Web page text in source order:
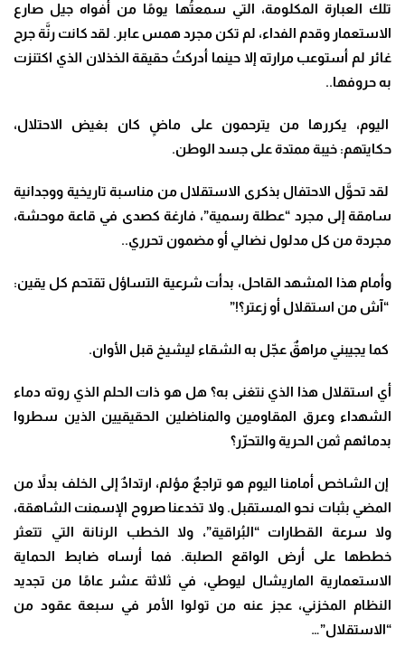
تلك العبارة المكلومة، التي سمعتُها يومًا من أفواه جيل صارع
الاستعمار وقدم الفداء، لم تكن مجرد همس عابر. لقد كانت رنَّة جرح
غائر لم أستوعب مرارته إلا حينما أدركتُ حقيقة الخذلان الذي اكتنزت
به حروفها..
اليوم، يكررها من يترحمون على ماضٍ كان بغيض الاحتلال،
حكايتهم: خيبة ممتدة على جسد الوطن.
لقد تحوَّل الاحتفال بذكرى الاستقلال من مناسبة تاريخية ووجدانية
سامقة إلى مجرد “عطلة رسمية”، فارغة كصدى في قاعة موحشة،
مجردة من كل مدلول نضالي أو مضمون تحرري..
وأمام هذا المشهد القاحل، بدأت شرعية التساؤل تقتحم كل يقين:
“آش من استقلال أو زعتر؟!”
كما يجيبني مراهقٌ عجّل به الشقاء ليشيخ قبل الأوان.
أي استقلال هذا الذي نتغنى به؟ هل هو ذات الحلم الذي روته دماء
الشهداء وعرق المقاومين والمناضلين الحقيقيين الذين سطروا
بدمائهم ثمن الحرية والتحرّر؟
إن الشاخص أمامنا اليوم هو تراجعٌ مؤلم، ارتدادٌ إلى الخلف بدلاً من
المضي بثبات نحو المستقبل. ولا تخدعنا صروح الإسمنت الشاهقة،
ولا سرعة القطارات “البُراقية”، ولا الخطب الرنانة التي تتعثر
خططها على أرض الواقع الصلبة. فما أرساه ضابط الحماية
الاستعمارية الماريشال ليوطي، في ثلاثة عشر عامًا من تجديد
النظام المخزني، عجز عنه من تولوا الأمر في سبعة عقود من
“الاستقلال”…